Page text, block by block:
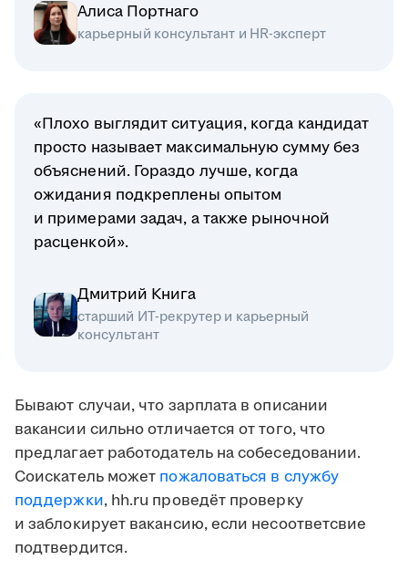
Алиса Портнаго
карьерный консультант и HR-эксперт
«Плохо выглядит ситуация, когда кандидат
просто называет максимальную сумму без
объяснений. Гораздо лучше, когда
ожидания подкреплены опытом
и примерами задач, а также рыночной
расценкой».
Дмитрий Книга
старший ИТ-рекрутер и карьерный
консультант
Бывают случаи, что зарплата в описании
вакансии сильно отличается от того, что
предлагает работодатель на собеседовании.
Соискатель может пожаловаться в службу
поддержки, hh.ru проведёт проверку
и заблокирует вакансию, если несоответсвие
подтвердится.